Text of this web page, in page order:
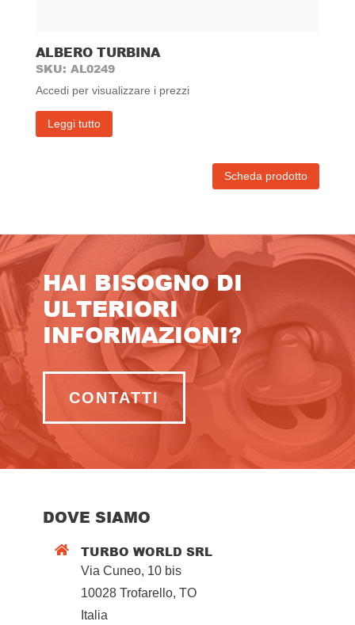
ALBERO TURBINA
SKU: AL0249
Accedi per visualizzare i prezzi
Scheda prodotto
Leggi tutto
HAI BISOGNO DI
ULTERIORI
INFORMAZIONI?
CONTATTI
DOVE SIAMO
 TURBO WORLD SRL
Via Cuneo, 10 bis
10028 Trofarello, TO
Italia